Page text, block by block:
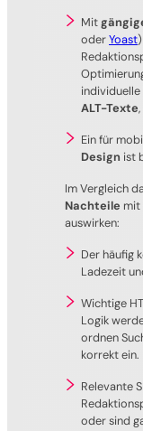
Mit
oderYoast
individuelle
ALT-Texte
Ein für
Design ist
Im Vergleich
Nachteile mit
auswirken:
Der häufig
Ladezeit
Wichtige
Logik
ordnen
korrekt ein.
Relevante
oder sind